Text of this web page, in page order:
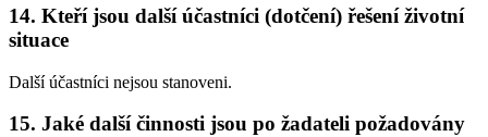
14. Kteří jsou další účastníci (dotčení) řešení životní
situace
Další účastníci nejsou stanoveni.
15. Jaké další činnosti jsou po žadateli požadovány